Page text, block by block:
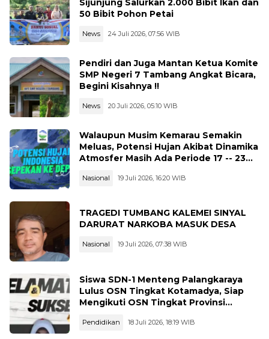
Sijunjung Salurkan 2.000 Bibit Ikan dan
50 Bibit Pohon Petai
News 24 Juli 2026, 07:56 WIB
Pendiri dan Juga Mantan Ketua Komite
SMP Negeri 7 Tambang Angkat Bicara,
Begini Kisahnya !!
News 20 Juli 2026, 05:10 WIB
Walaupun Musim Kemarau Semakin
Meluas, Potensi Hujan Akibat Dinamika
Atmosfer Masih Ada Periode 17 -- 23
Nasional 19 Juli 2026, 16:20 WIB
TRAGEDI TUMBANG KALEMEI SINYAL
DARURAT NARKOBA MASUK DESA
Nasional 19 Juli 2026, 07:38 WIB
Siswa SDN-1 Menteng Palangkaraya
Lulus OSN Tingkat Kotamadya, Siap
Mengikuti OSN Tingkat Provinsi
Pendidikan 18 Juli 2026, 18:19 WIB